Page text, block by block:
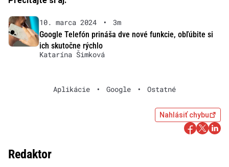
10. marca 2024 •
3m
Google Telefón prináša dve nové funkcie, obľúbite si
ich skutočne rýchlo
Katarína Šimková
Aplikácie • Google • Ostatné
Nahlásiť chybu
Redaktor